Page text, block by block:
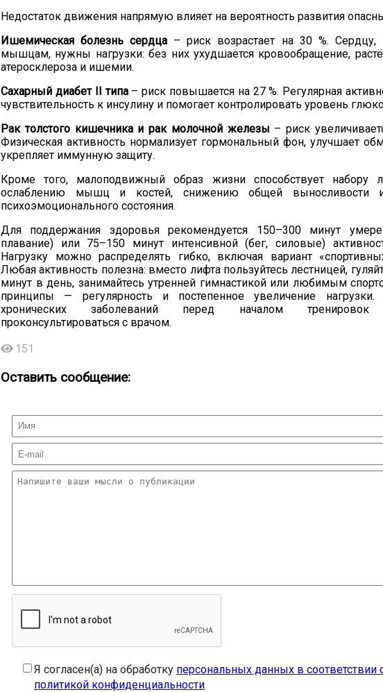
Недостаток движения напрямую влияет на вероятность развития
Ишемическая болезнь сердца – риск возрастает на 30 %.
мышцам, нужны нагрузки: без них ухудшается кровообращение,
атеросклероза и ишемии.
Сахарный диабет II типа– риск повышается на 27 %. Регулярная
чувствительность к инсулину и помогает контролировать уровень
Рак толстого кишечника и рак молочной железы – риск
Физическая активность нормализует гормональный фон, улучшает
укрепляет иммунную защиту.
Кроме того, малоподвижный образ жизни способствует набору
ослаблению мышц и костей, снижению общей выносливости
психоэмоционального состояния.
Для поддержания здоровья рекомендуется 150–300 минут
плавание) или 75–150 минут интенсивной (бег, силовые)
Нагрузку можно распределять гибко, включая вариант
Любая активность полезна: вместо лифта пользуйтесь лестницей,
минут в день, занимайтесь утренней гимнастикой или любимым
принципы — регулярность и постепенное увеличение
хронических заболеваний перед началом тренировок
проконсультироваться с врачом.
151
Оставить сообщение:
Я согласен(а) на обработку персональных данных в соответствии
политикой конфиденциальности